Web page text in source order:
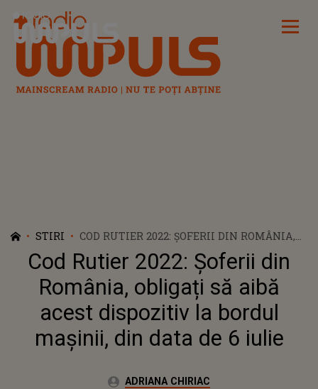
Radio Impuls
STIRI
COD RUTIER 2022: ȘOFERII DIN ROMÂNIA,
OBLIGAȚI SĂ AIBĂ ACEST DISPOZITIV LA
BORDUL MAȘINII, DIN DATA DE 6 IULIE
Cod Rutier 2022: Șoferii din
România, obligați să aibă
acest dispozitiv la bordul
mașinii, din data de 6 iulie
Autor:ADRIANA CHIRIAC